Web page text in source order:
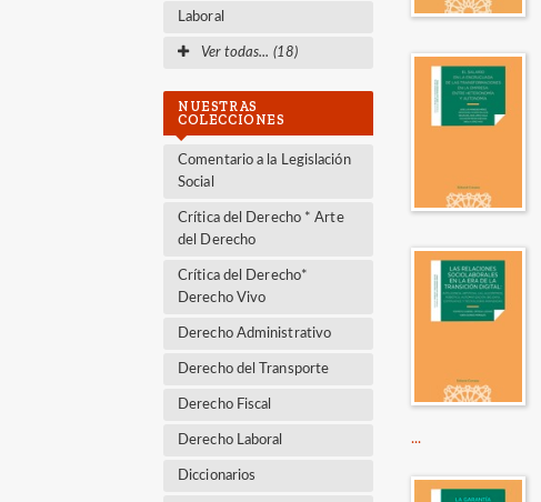
Laboral
Ver todas... (18)
NUESTRAS
COLECCIONES
Comentario a la Legislación
Social
Crítica del Derecho * Arte
del Derecho
Crítica del Derecho*
Derecho Vivo
Derecho Administrativo
Derecho del Transporte
Derecho Fiscal
Derecho Laboral
Diccionarios
...